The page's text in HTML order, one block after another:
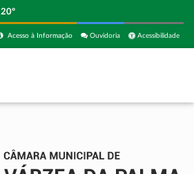
20º
Acessibilidade
Ouvidoria
Acesso à Informação